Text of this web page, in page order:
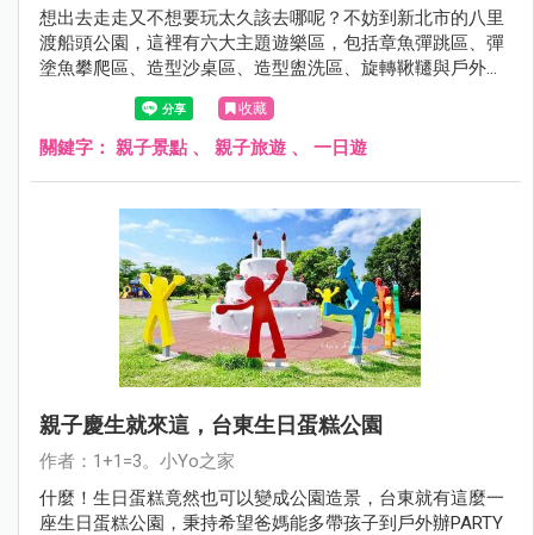
想出去走走又不想要玩太久該去哪呢？不妨到新北市的八里
渡船頭公園，這裡有六大主題遊樂區，包括章魚彈跳區、彈
塗魚攀爬區、造型沙桌區、造型盥洗區、旋轉鞦韆與戶外健
身區，非常好玩，相信孩子一定會玩到不想回家。
收藏
關鍵字： 親子景點 、 親子旅遊 、 一日遊
親子慶生就來這，台東生日蛋糕公園
作者：1+1=3。小Yo之家
什麼！生日蛋糕竟然也可以變成公園造景，台東就有這麼一
座生日蛋糕公園，秉持希望爸媽能多帶孩子到戶外辦PARTY